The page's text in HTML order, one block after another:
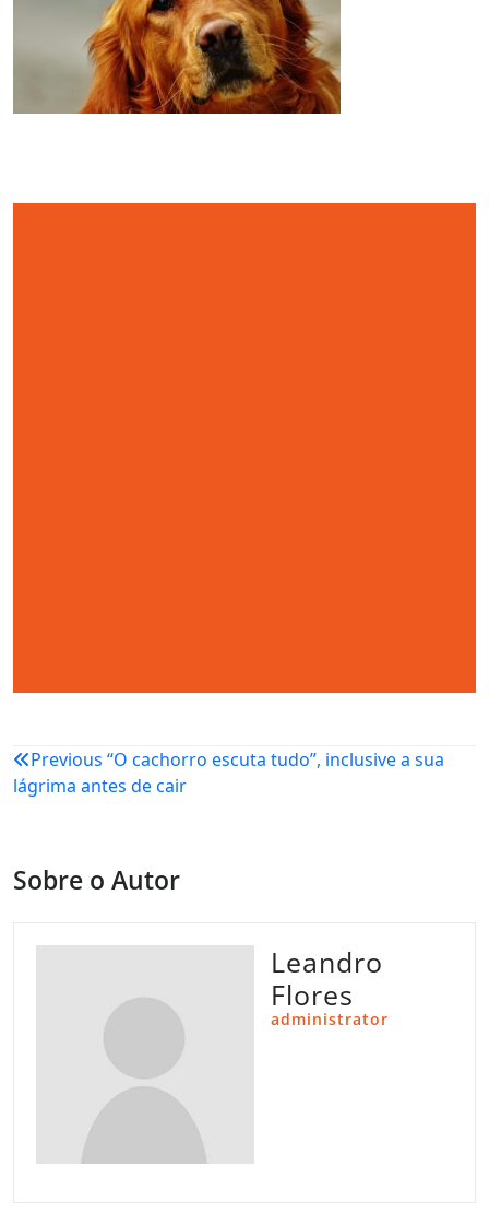
Navegação
de
Previous “O cachorro escuta tudo”, inclusive a sua
lágrima antes de cair
Sobre o Autor
Leandro
Flores
administrator